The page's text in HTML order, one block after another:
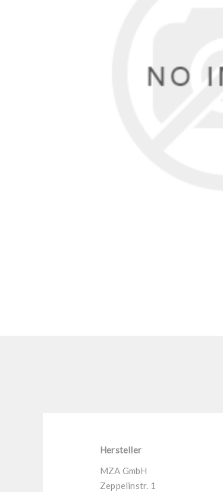
Hersteller
MZA GmbH
Zeppelinstr. 1